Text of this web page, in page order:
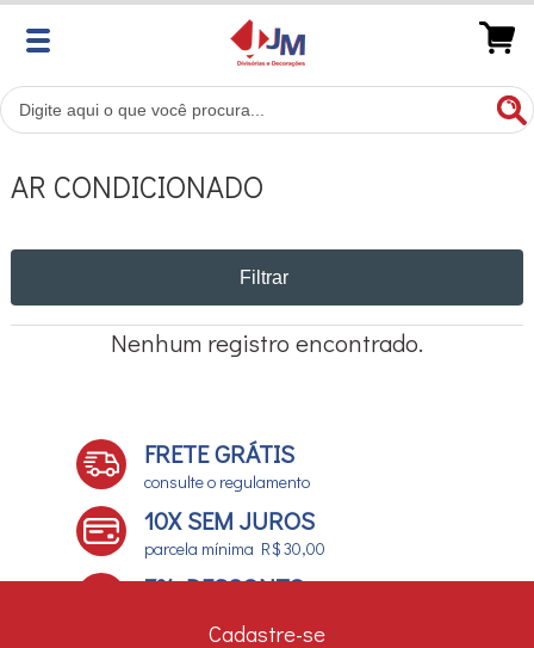
AR CONDICIONADO
Filtrar
Nenhum registro encontrado.
FRETE GRÁTIS
consulte o regulamento
10X SEM JUROS
parcela mínima R$ 30,00
7% DESCONTO
Cadastre-se